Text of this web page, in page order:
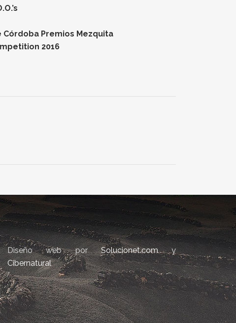
Córdoba Premios Mezquita
2016
Diseño web porSolucionet.comy
Cibernatural